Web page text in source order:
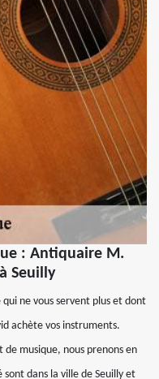
: Antiquaire M.
Seuilly
ne vous servent plus et dont
achète vos instruments.
musique, nous prenons en
dans la ville de Seuilly et